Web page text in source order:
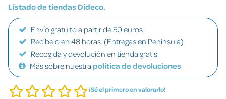
Listado de tiendas Dideco.
Envío gratuito a partir de 50 euros.
Recíbelo en 48 horas. (Entregas en Península)
Recogida y devolución en tienda gratis.
Más sobre nuestra política de devoluciones
¡Sé el primero en valorarlo!